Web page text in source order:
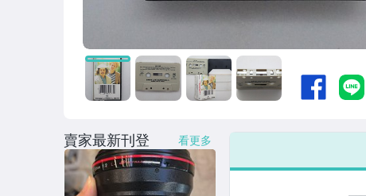
賣家最新刊登 看更多